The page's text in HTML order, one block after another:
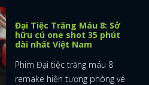
Đại Tiệc Trăng Máu 8: Sở
hữu cú one shot 35 phút
dài nhất Việt Nam
Phim Đại tiệc trăng máu 8
remake hiện tượng phòng vé